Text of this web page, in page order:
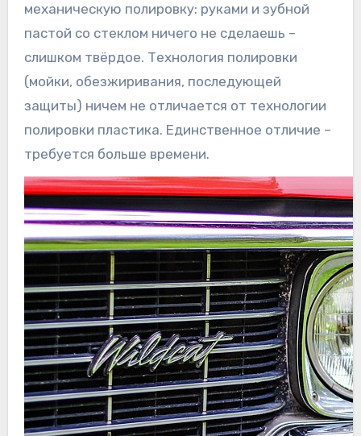
механическую полировку: руками и зубной
пастой со стеклом ничего не сделаешь –
слишком твёрдое. Технология полировки
(мойки, обезжиривания, последующей
защиты) ничем не отличается от технологии
полировки пластика. Единственное отличие –
требуется больше времени.